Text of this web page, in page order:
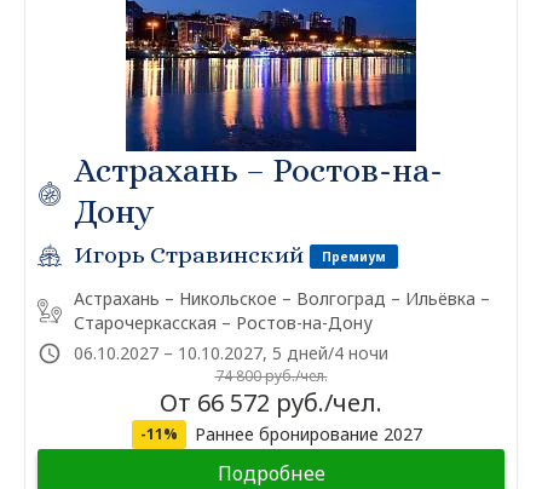
Астрахань – Ростов-на-
Дону
Игорь Стравинский Премиум
Астрахань – Никольское – Волгоград – Ильёвка –
Старочеркасская – Ростов-на-Дону
06.10.2027 – 10.10.2027, 5 дней/4 ночи
74 800 руб./чел.
От 66 572 руб./чел.
-11% Раннее бронирование 2027
Подробнее